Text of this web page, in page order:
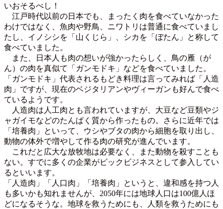
いおそるべし！
江戸時代以前の日本でも、まったく肉を食べていなかった
わけではなく、魚肉や野鳥、ニワトリは普通に食べていまし
たし、イノシシを「山くじら」、シカを「ぼたん」と称して
食べていました。
また、日本人も肉の想いが強かったらしく、鳥の雁（が
ん）の肉を真似て「ガンモドキ」などを食べていました。
「ガンモドキ」代表されるもどき料理は言ってみれば「人造
肉」ですが、現在のベジタリアンやヴィーガンも好んで食べ
ているようです。
人造肉は人工肉とも言われていますが、大豆など豆類やジ
ャガイモなどのたんぱく質から作ったもの。さらに近年では
「培養肉」といって、ウシやブタの肉から細胞を取り出し、
動物の体外で増やして作る肉の研究が進んでいます。
これだと広大な放牧地は必要なく、また動物を殺すことも
ない。すでに多くの企業がビックビジネスとして参入してい
るといいます。
「人造肉」「人口肉」「培養肉」というと、違和感を持つ人
も多いかも知れませんが、2050年には地球人口は100億人ほ
どになるそうな。地球を救うためにも、人類を救うためにも